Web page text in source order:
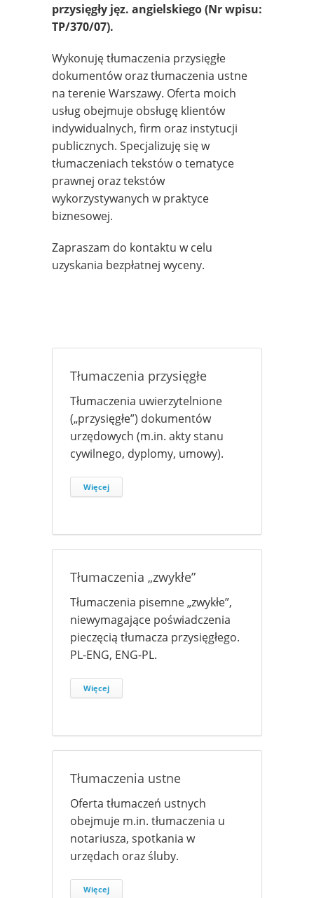
przysięgły jęz. angielskiego(Nr wpisu:
TP/370/07).
Wykonuję tłumaczenia przysięgłe
dokumentów oraz tłumaczenia ustne
na terenie Warszawy. Oferta moich
usług obejmuje obsługę klientów
indywidualnych, firm oraz instytucji
publicznych. Specjalizuję się w
tłumaczeniach tekstów o tematyce
prawnej oraz tekstów
wykorzystywanych w praktyce
biznesowej.
Zapraszam do kontaktu w celu
uzyskania bezpłatnej wyceny.
Tłumaczenia przysięgłe
Tłumaczenia uwierzytelnione
(„przysięgłe”) dokumentów
urzędowych (m.in. akty stanu
cywilnego, dyplomy, umowy).
Więcej
Tłumaczenia „zwykłe”
Tłumaczenia pisemne „zwykłe”,
niewymagające poświadczenia
pieczęcią tłumacza przysięgłego.
PL-ENG, ENG-PL.
Więcej
Tłumaczenia ustne
Oferta tłumaczeń ustnych
obejmuje m.in. tłumaczenia u
notariusza, spotkania w
urzędach oraz śluby.
Więcej